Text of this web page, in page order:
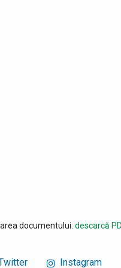
documentului: descarcă
Instagram